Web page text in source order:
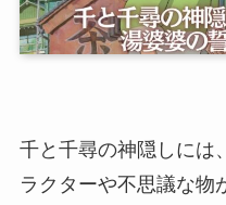
千と千尋の神隠しには
ラクターや不思議な物